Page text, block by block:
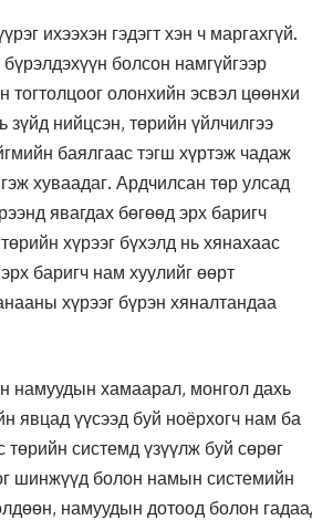
ихээхэн гэдэгт хэн ч маргахгүй.
болсон намгүйгээр
олонхийн эсвэл цөөнхи
нийцсэн, төрийн үйлчилгээ
баялгаас тэгш хүртэж чадаж
хуваадаг. Ардчилсан төр улсад
явагдах бөгөөд эрх баригч
хүрээг бүхэлд нь хянахаас
баригч нам хуулийг өөрт
хүрээг бүрэн хяналтандаа
намуудын хамаарал, монгол дахь
явцад үүсээд буй ноёрхогч нам ба
системд үзүүлж буй сөрөг
шинжүүд болон намын системийн
намуудын дотоод болон